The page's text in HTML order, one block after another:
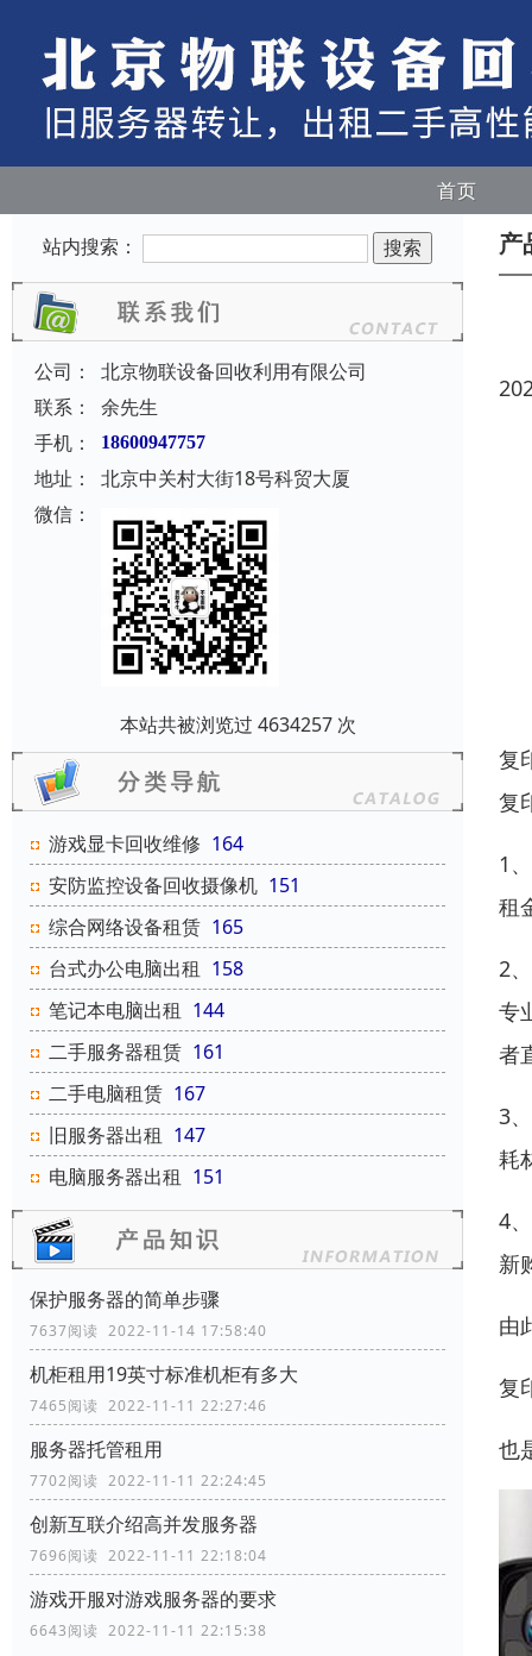
首页
站内搜索：
公司：
北京物联设备回收利用有限公司
联系：
余先生
手机：
18600947757
地址：
北京中关村大街18号科贸大厦
微信：
本站共被浏览过 4634257 次
游戏显卡回收维修 164
安防监控设备回收摄像机 151
综合网络设备租赁 165
台式办公电脑出租 158
笔记本电脑出租 144
二手服务器租赁 161
二手电脑租赁 167
旧服务器出租 147
电脑服务器出租 151
保护服务器的简单步骤
7637阅读 2022-11-14 17:58:40
机柜租用19英寸标准机柜有多大
7465阅读 2022-11-11 22:27:46
服务器托管租用
7702阅读 2022-11-11 22:24:45
创新互联介绍高并发服务器
7696阅读 2022-11-11 22:18:04
游戏开服对游戏服务器的要求
6643阅读 2022-11-11 22:15:38
产
复
复
1
租
2
专
者
3
耗
4
新
由
复
也